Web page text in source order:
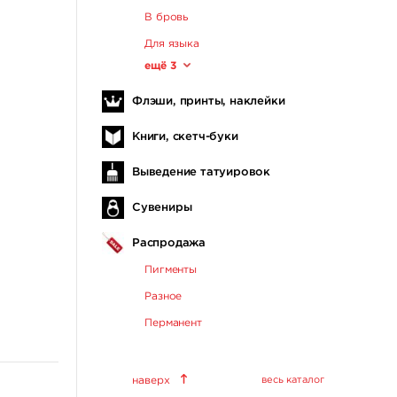
В бровь
Для языка
ещё 3
Флэши, принты, наклейки
Книги, скетч-буки
Выведение татуировок
Сувениры
Пигменты
Разное
Перманент
Распродажа
наверх весь каталог